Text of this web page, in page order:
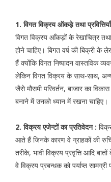
1. विगत विक्रय ऑकड़े़ तथा
विगत विक्रय आँकड़ों के रेखाचित्र तथा
होने चाहिए। बिगत वर्ष की बिक्री के
हैं क्योंकि विगत निष्पादन वास्तविक
लेकिन विगत विक्रय के साथ-साथ,
जैसे मौसमी परिवर्तन, बाजार का
बनाने में उनको ध्यान में रखना चाहिए।
2. विक्रय एजेन्टों का प्रतिवेदन :
आते हैं जिनके कारण वे ग्राहकों की रुचि,
तरीके, भावी विक्रय प्रवृत्ति आदि
वे विक्रय प्रबन्धक को पर्याप्त